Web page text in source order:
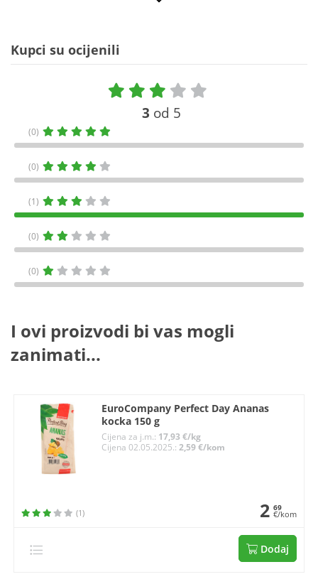
Kupci su ocijenili
3 od 5
(0)
(0)
(1)
(0)
(0)
I ovi proizvodi bi vas mogli
zanimati...
EuroCompany Perfect Day Ananas
kocka 150 g
Cijena za j.m.: 17,93 €/kg
Cijena 02.05.2025.: 2,59 €/kom
(1) 2 69
€/kom
Dodaj